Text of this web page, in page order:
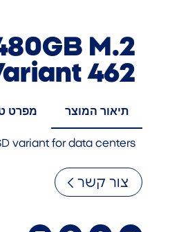
M.2
462
תיאור המוצר מפרט
variant for data centers
צור קשר